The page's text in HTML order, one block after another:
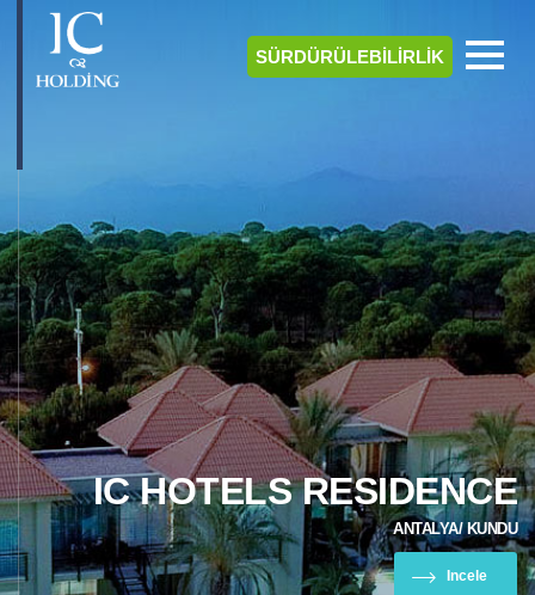
SÜRDÜRÜLEBİLİRLİK
IC HOTELS RESIDENCE
ANTALYA/ KUNDU
Incele